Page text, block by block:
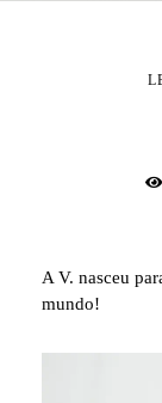
A V. nasceu
mundo!